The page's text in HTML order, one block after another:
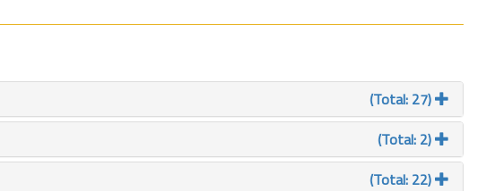
(Total: 27)
(Total: 2)
(Total: 22)